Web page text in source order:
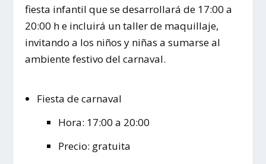
fiesta infantil que se desarrollará de 17:00 a
20:00 h e incluirá un taller de maquillaje,
invitando a los niños y niñas a sumarse al
ambiente festivo del carnaval.
Fiesta de carnaval
Hora: 17:00 a 20:00
Precio: gratuita